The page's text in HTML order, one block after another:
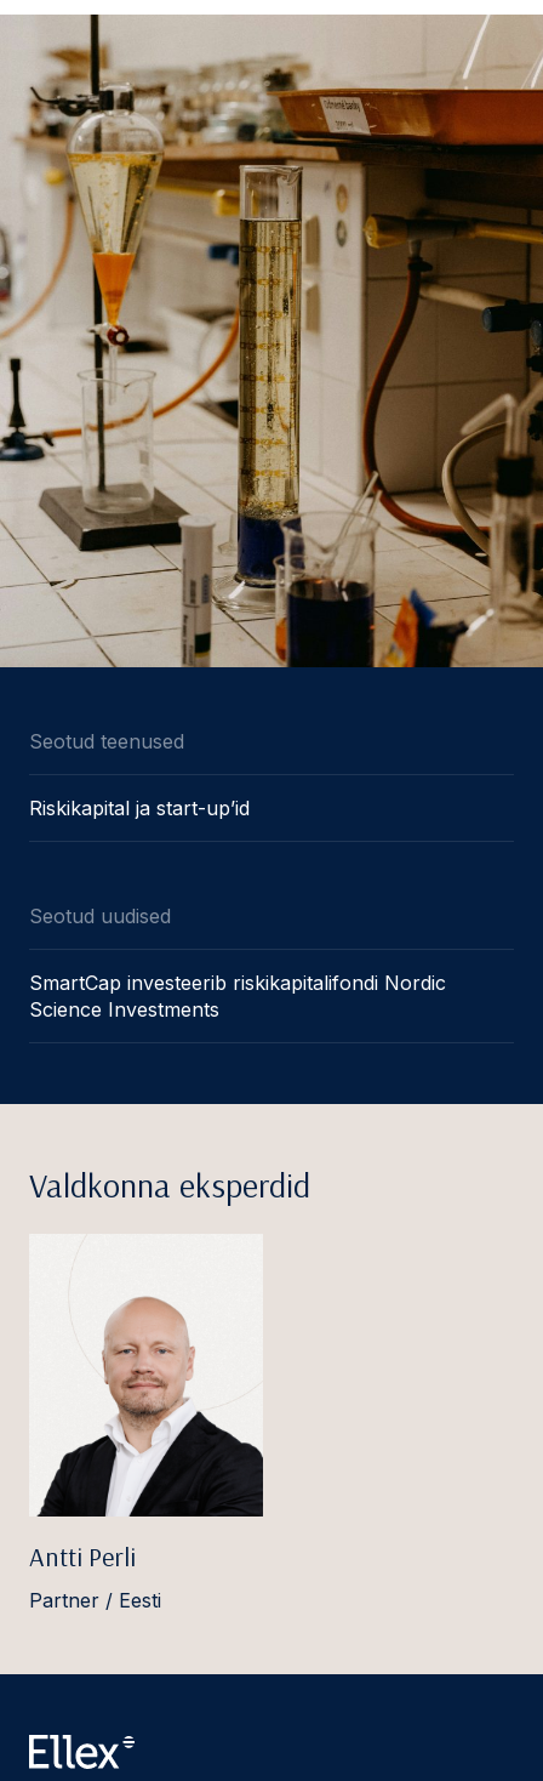
Seotud teenused
Riskikapital ja start-up’id
Seotud uudised
SmartCap investeerib riskikapitalifondi Nordic
Science Investments
Valdkonna eksperdid
Antti Perli
Partner / Eesti